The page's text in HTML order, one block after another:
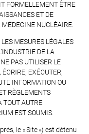
FORMELLEMENT ÊTRE
ET DE
MÉDECINE NUCLÉAIRE.
MESURES LÉGALES
DE LA
PAS UTILISER LE
EXÉCUTER,
INFORMATION OU
RÈGLEMENTS
TOUT AUTRE
EST SOUMIS.
le « Site ») est détenu